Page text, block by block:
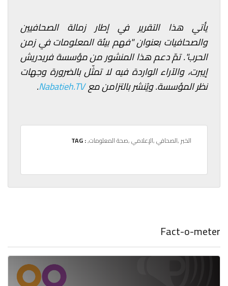
يأتي هذا التقرير في إطار زمالة الصحافيين
والصحافيات بعنوان "فهم بيئة المعلومات في زمن
الحرب". تمّ دعم هذا المنشور من مؤسسة فريدريش
إيبرت، والآراء الواردة فيه لا تمثّل بالضرورة وجهات
نظر المؤسسة. ويُنشر بالتزامن مع Nabatieh.TV
.
TAG : ,الخبر,الصحافي,الإعلامي,صحة المعلومات
Fact-o-meter